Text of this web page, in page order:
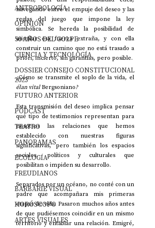
ANTROPOLOGÍA
OPINIÓN
50 AÑOS DEL GOLPE
CIENCIA Y TECNOLOGÍA
DOSSIER CONSEJO CONSTITUCIONAL
2023
FUTURO ANTERIOR
PODCAST
TEATRO
PANORAMAS
ECOLOGÍA
FREUDIANOS
BARBARIE VISUAL
HORÓSCOPO
ARTES VISUALES
navegando entre el empuje del deseo y las
reglas del juego que impone la ley
simbólica. Se hereda la posibilidad de
asimilar esa fuerza extraña, y con ella
construir un camino que no está trasado a
priori, incierto, sin garantías, pero posible.
élan vital Bergsoniano?
Esta transmisión del deseo implica pensar
qué tipo de testimonios representan para
nosotros las relaciones que hemos
establecido con nuestras figuras
significativas, pero también los espacios
sociales, políticos y culturales que
posibilitan o impiden su desarrollo.
Separados por un océano, no conté con un
padre que acompañara mis primeras
etapas de vida. Pasaron muchos años antes
de que pudiésemos coincidir en un mismo
territorio y entablar una relación. Emigré,